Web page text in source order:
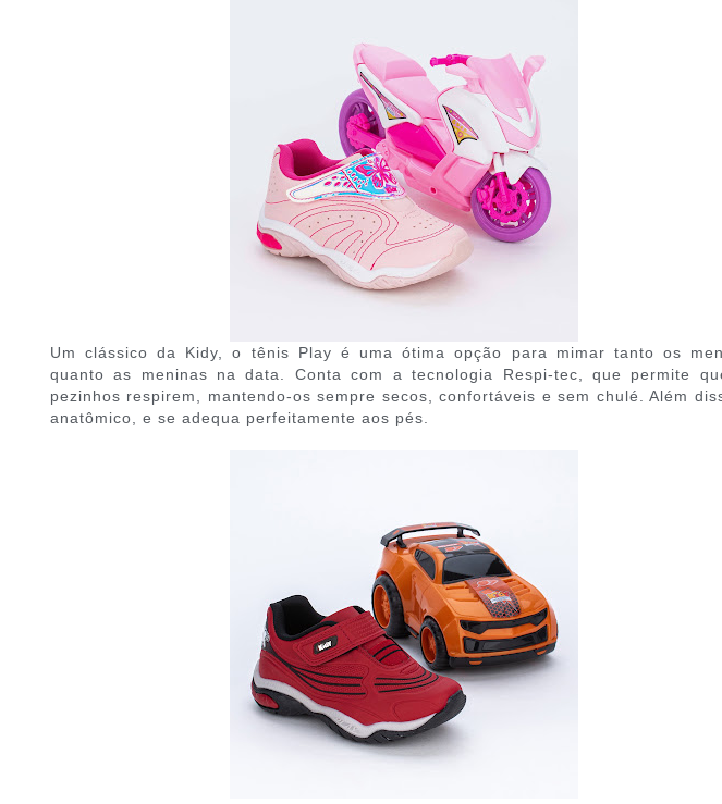
Um clássico da Kidy, o tênis Play é uma ótima opção para mimar tanto os
quanto as meninas na data. Conta com a tecnologia Respi-tec, que permite
pezinhos respirem, mantendo-os sempre secos, confortáveis e sem chulé. Além
anatômico, e se adequa perfeitamente aos pés.